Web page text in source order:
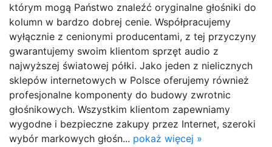
którym mogą Państwo znaleźć oryginalne głośniki do
kolumn w bardzo dobrej cenie. Współpracujemy
wyłącznie z cenionymi producentami, z tej przyczyny
gwarantujemy swoim klientom sprzęt audio z
najwyższej światowej półki. Jako jeden z nielicznych
sklepów internetowych w Polsce oferujemy również
profesjonalne komponenty do budowy zwrotnic
głośnikowych. Wszystkim klientom zapewniamy
wygodne i bezpieczne zakupy przez Internet, szeroki
wybór markowych głośn... pokaż więcej »